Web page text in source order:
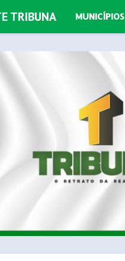
TRIBUNA MUNICÍPIOS